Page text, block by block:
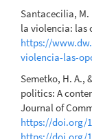
Santacecilia, M.
la violencia: las
https://
violencia-las-
Semetko, H. A.,
politics: A
Journal of
https://doi.org/